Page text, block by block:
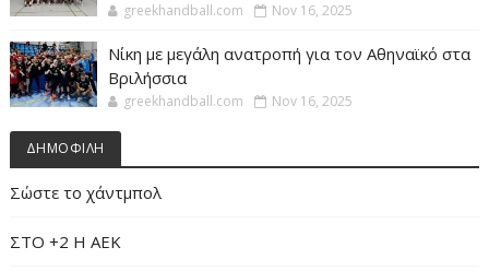
greekhandball.com Nov 16, 2025
Νίκη με μεγάλη ανατροπή για τον Αθηναϊκό στα
Βριλήσσια
greekhandball.com Nov 16, 2025
ΔΗΜΟΦΙΛΗ
Σώστε το χάντμπολ
ΣΤΟ +2 Η ΑΕΚ